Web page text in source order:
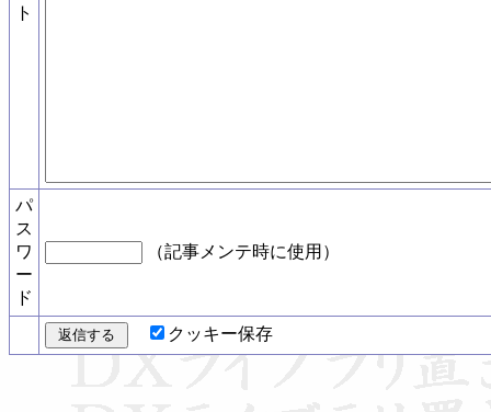
ト
パ
ス
ワ
ー
ド
（記事メンテ時に使用）
クッキー保存